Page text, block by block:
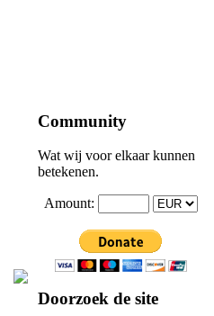
Community
Wat wij voor elkaar kunnen
betekenen.
Amount:
Doorzoek de site